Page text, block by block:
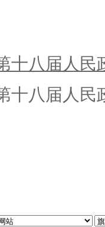
十八届人
十八届人